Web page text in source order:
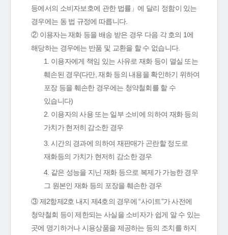
등에서의 소비자보호에 관한 법률」에 달리 정함이 있는
경우에는 동 법 규정에 따릅니다.
② 이용자는 재화 등을 배송 받은 경우 다음 각 호의 1에
해당하는 경우에는 반품 및 교환을 할 수 없습니다.
1. 이용자에게 책임 있는 사유로 재화 등이 멸실 또는
훼손된 경우(다만, 재화 등의 내용을 확인하기 위하여
포장 등을 훼손한 경우에는 청약철회를 할 수
있습니다)
2. 이용자의 사용 또는 일부 소비에 의하여 재화 등의
가치가 현저히 감소한 경우
3. 시간의 경과에 의하여 재판매가 곤란할 정도로
재화등의 가치가 현저히 감소한 경우
4. 같은 성능을 지닌 재화 등으로 복제가 가능한 경우
그 원본인 재화 등의 포장을 훼손한 경우
③ 제2항제2호 내지 제4호의 경우에 “사이트”가 사전에
청약철회 등이 제한되는 사실을 소비자가 쉽게 알 수 있는
곳에 명기하거나 시용상품을 제공하는 등의 조치를 하지